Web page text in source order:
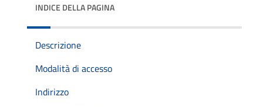
INDICE DELLA PAGINA
Descrizione
Modalità di accesso
Indirizzo